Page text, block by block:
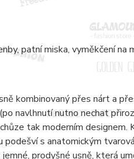
patní miska, vyměkčení na
kombinovaný přes nárt a
navlhnutí nutno nechat
tak moderním
podešví s anatomickým
prodyšné usně, která